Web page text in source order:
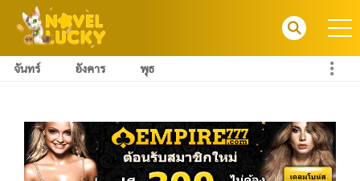
จันทร์ อังคาร พุธ